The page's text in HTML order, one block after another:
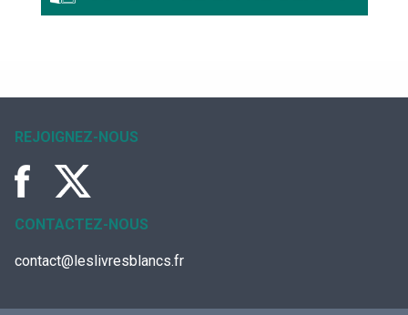
REJOIGNEZ-NOUS
CONTACTEZ-NOUS
contact@leslivresblancs.fr